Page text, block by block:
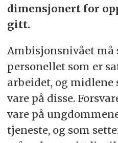
dimensjonert for
gitt.
Ambisjonsnivået må
personellet som er
arbeidet, og midlene
vare på disse.
vare på
tjeneste, og som